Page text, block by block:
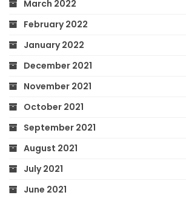
March 2022
February 2022
January 2022
December 2021
November 2021
October 2021
September 2021
August 2021
July 2021
June 2021